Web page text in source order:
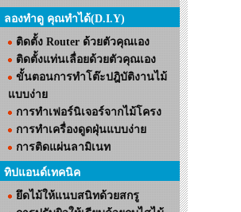
ลองทำดู คุณทำได้(D.I.Y)
ติดตั้ง Router ด้วยตัวคุณเอง
ติดตั้งแท่นเลื่อยด้วยตัวคุณเอง
ขั้นตอนการทำโต๊ะปฎิบัติงานไม้
แบบง่าย
การทำเฟอร์นิเจอร์จากไม้โครง
การทำเครื่องดูดฝุ่นแบบง่าย
การติดแผ่นลามิเนท
ทิปแอนด์เทคนิค
ยึดไม้ให้แนบสนิทด้วยสกรู